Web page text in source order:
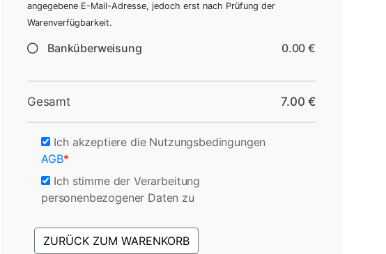
angegebene E-Mail-Adresse, jedoch erst nach Prüfung der
Warenverfügbarkeit.
Banküberweisung 0.00 €
Gesamt 7.00 €
Ich akzeptiere die Nutzungsbedingungen
AGB*
Ich stimme der Verarbeitung
personenbezogener Daten zu
ZURÜCK ZUM WARENKORB